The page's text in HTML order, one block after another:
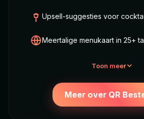
Upsell-suggesties voor
Meertalige menukaart in 25+
Toon meer
Meer over QR